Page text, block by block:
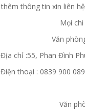
thông tin xin liên
Mọi
Văn
Địa chỉ :55, Phan Đình
Điện thoại : 0839 900
Văn